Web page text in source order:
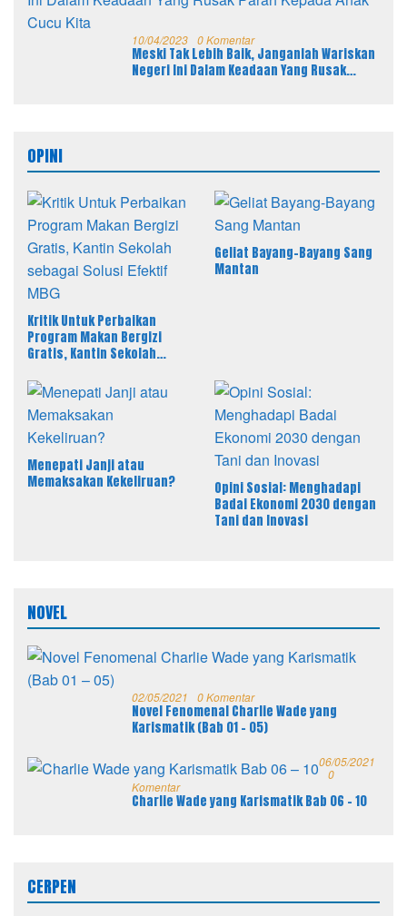
10/04/2023 0 Komentar
Meski Tak Lebih Baik, Janganlah Wariskan
Negeri Ini Dalam Keadaan Yang Rusak
OPINI
Kritik Untuk Perbaikan
Program Makan Bergizi
Gratis, Kantin Sekolah
Geliat Bayang-Bayang Sang
Mantan
Menepati Janji atau
Memaksakan Kekeliruan?
Opini Sosial: Menghadapi
Badai Ekonomi 2030 dengan
Tani dan Inovasi
NOVEL
02/05/2021 0 Komentar
Novel Fenomenal Charlie Wade yang
Karismatik (Bab 01 – 05)
06/05/2021
0
Komentar
Charlie Wade yang Karismatik Bab 06 – 10
CERPEN